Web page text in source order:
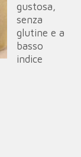
gustosa,
senza
glutine e a
basso
indice